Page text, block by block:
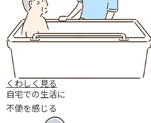
くわしく⾒る
⾃宅での生活に
不便を感じる